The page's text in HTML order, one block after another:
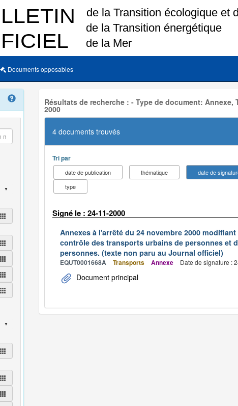
Documents opposables
Résultats de recherche : - Type de document:
2000
4 documents trouvés
Tri par
date de publication thématique
date de
type
Signé le : 24-11-2000
Annexes à l'arrêté du 24 novembre 2000
contrôle des transports urbains de personnes et
personnes. (texte non paru au Journal officiel)
EQUT0001668A Transports Annexe Date de signature :
Document principal